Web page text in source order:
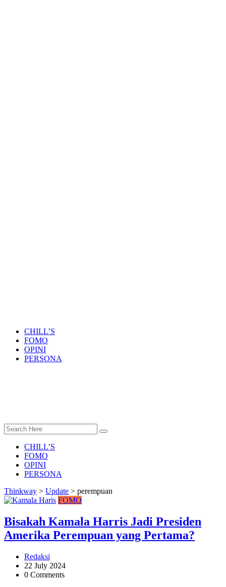
CHILL’S
FOMO
OPINI
PERSONA
CHILL’S
FOMO
OPINI
PERSONA
Thinkway > Update > perempuan
FOMO
Bisakah Kamala Harris Jadi Presiden
Amerika Perempuan yang Pertama?
Redaksi
22 July 2024
0 Comments